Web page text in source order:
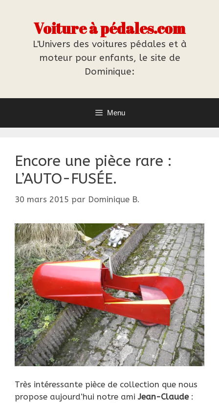
Voiture à pédales.com
L'Univers des voitures pédales et à
moteur pour enfants, le site de
Dominique:
Menu
Encore une pièce rare :
L’AUTO-FUSÉE.
30 mars 2015 par Dominique B.
Très intéressante pièce de collection que nous
propose aujourd’hui notre amiJean-Claude: